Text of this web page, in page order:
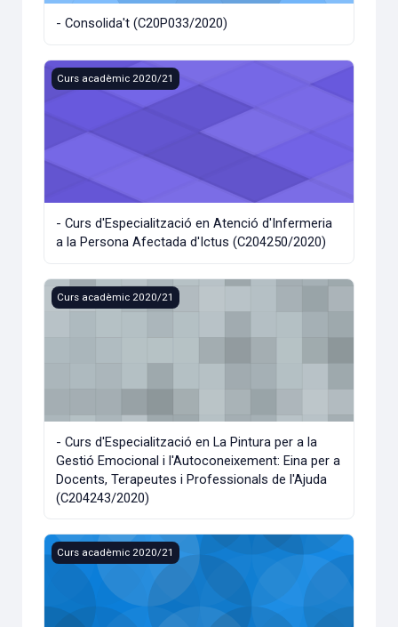
- Consolida't (C20P033/2020)
- Curs d'Especialització en Atenció d'Infermeria a la
Curs acadèmic 2020/21
- Curs d'Especialització en Atenció d'Infermeria
a la Persona Afectada d'Ictus (C204250/2020)
- Curs d'Especialització en La Pintura per a la Gestió
Curs acadèmic 2020/21
- Curs d'Especialització en La Pintura per a la
Gestió Emocional i l'Autoconeixement: Eina per a
Docents, Terapeutes i Professionals de l'Ajuda
(C204243/2020)
- Curs d'Especialització en Models Innovadors. Mètodes
Curs acadèmic 2020/21